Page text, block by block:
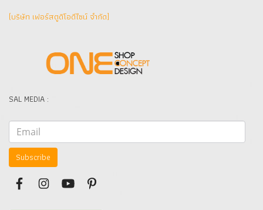
(บริษัท เฟอร์สตูดิโอดีไซน์ จำกัด]
SAL MEDIA :
Subscribe